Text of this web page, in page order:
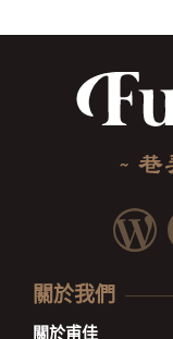
關於我們
關於甫佳